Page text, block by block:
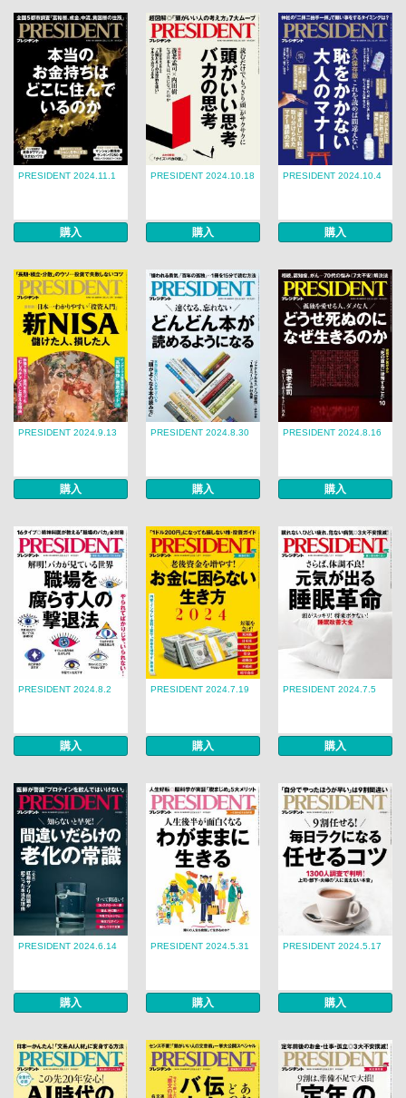
PRESIDENT 2024.11.1
購入
PRESIDENT 2024.10.18
購入
PRESIDENT 2024.10.4
購入
PRESIDENT 2024.9.13
購入
PRESIDENT 2024.8.30
購入
PRESIDENT 2024.8.16
購入
PRESIDENT 2024.8.2
購入
PRESIDENT 2024.7.19
購入
PRESIDENT 2024.7.5
購入
PRESIDENT 2024.6.14
購入
PRESIDENT 2024.5.31
購入
PRESIDENT 2024.5.17
購入